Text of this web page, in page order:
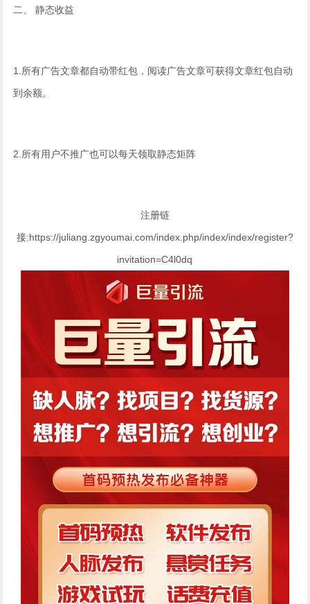
二、 静态收益
1.所有广告文章都自动带红包，阅读广告文章可获得文章红包自动
到余额。
2.所有用户不推广也可以每天领取静态矩阵
注册链
接:https://juliang.zgyoumai.com/index.php/index/index/register?
invitation=C4l0dq